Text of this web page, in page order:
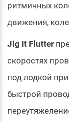
ритмичных
движения,
Jig It Flutter
скоростях
под лодкой
быстрой